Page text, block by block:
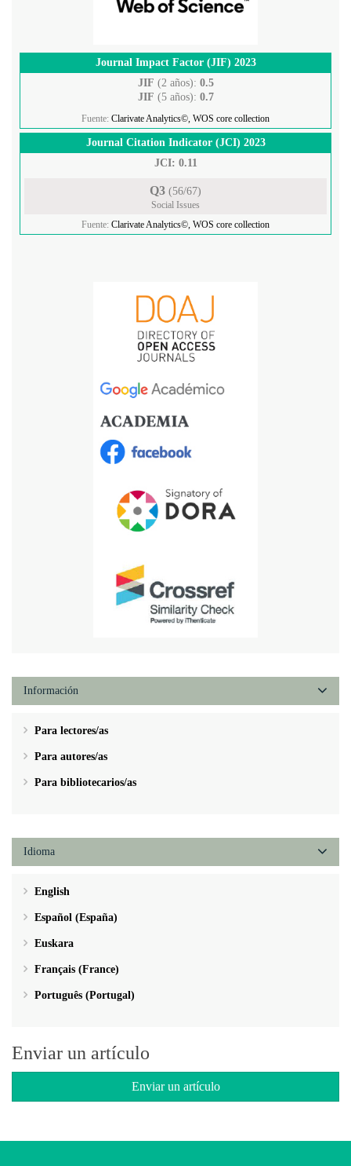
Journal Impact Factor (JIF) 2023
JIF (2 años): 0.5
JIF (5 años): 0.7
Fuente: Clarivate Analytics©, WOS core collection
Journal Citation Indicator (JCI) 2023
JCI: 0.11
Q3 (56/67)
Social Issues
Fuente: Clarivate Analytics©, WOS core collection
Información
Para lectores/as
Para autores/as
Para bibliotecarios/as
Idioma
English
Español (España)
Euskara
Français (France)
Português (Portugal)
Enviar un artículo
Enviar un artículo